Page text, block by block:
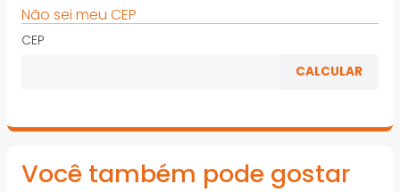
*Imagens meramente ilustrativas
Não sei meu CEP
CEP
Você também pode gostar